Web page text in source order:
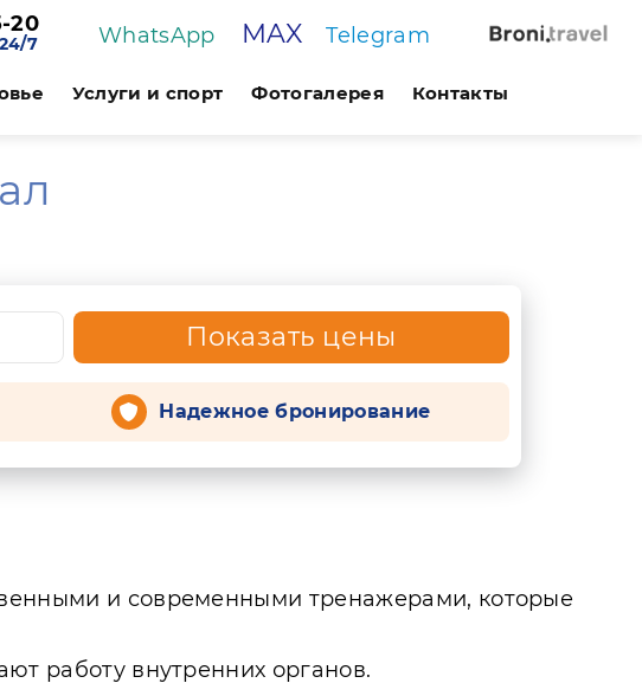
20
7 WhatsApp MAX Telegram
Услуги и спорт Фотогалерея Контакты
Показать цены
Надежное бронирование
и современными тренажерами, которые
работу внутренних органов.